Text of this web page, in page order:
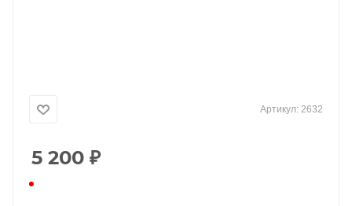
Артикул: 2632
5 200 ₽